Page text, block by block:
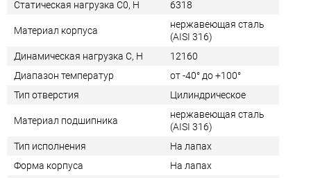
Статическая нагрузка C0, Н
6318
Материал корпуса
нержавеющая сталь
(AISI 316)
Динамическая нагрузка C, Н
12160
Диапазон температур
от -40° до +100°
Тип отверстия
Цилиндрическое
Материал подшипника
нержавеющая сталь
(AISI 316)
Тип исполнения
На лапах
Форма корпуса
На лапах